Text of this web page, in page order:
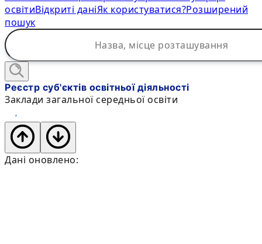
освітиВідкриті даніЯк користуватися?Розширений
пошук
Реєстр суб'єктів освітньої діяльності
Заклади загальної середньої освіти
Дані оновлено: